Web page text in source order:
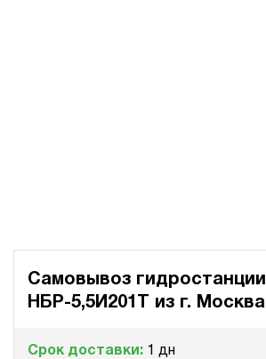
Самовывоз гидростанции
НБР-5,5И201Т из г. Москва
Срок доставки: 1 дн